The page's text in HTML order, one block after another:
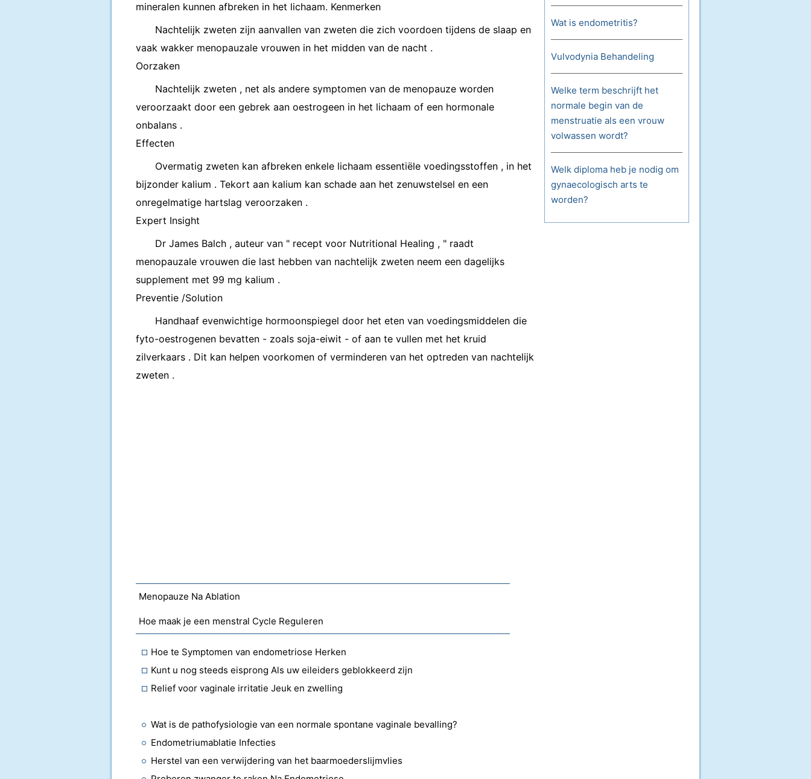
mineralen kunnen afbreken in het lichaam. Kenmerken
Nachtelijk zweten zijn aanvallen van zweten die zich voordoen tijdens de slaap en
vaak wakker menopauzale vrouwen in het midden van de nacht .
Oorzaken
Nachtelijk zweten , net als andere symptomen van de menopauze worden
veroorzaakt door een gebrek aan oestrogeen in het lichaam of een hormonale
onbalans .
Effecten
Overmatig zweten kan afbreken enkele lichaam essentiële voedingsstoffen , in het
bijzonder kalium . Tekort aan kalium kan schade aan het zenuwstelsel en een
onregelmatige hartslag veroorzaken .
Expert Insight
Dr James Balch , auteur van " recept voor Nutritional Healing , " raadt
menopauzale vrouwen die last hebben van nachtelijk zweten neem een ​​dagelijks
supplement met 99 mg kalium .
Preventie /Solution
Handhaaf evenwichtige hormoonspiegel door het eten van voedingsmiddelen die
fyto-oestrogenen bevatten - zoals soja-eiwit - of aan te vullen met het kruid
zilverkaars . Dit kan helpen voorkomen of verminderen van het optreden van nachtelijk
zweten .
Menopauze Na Ablation
Hoe maak je een menstral Cycle Reguleren
Hoe te Symptomen van endometriose Herken
Kunt u nog steeds eisprong Als uw eileiders geblokkeerd zijn
Relief voor vaginale irritatie Jeuk en zwelling
Wat is de pathofysiologie van een normale spontane vaginale bevalling?
Endometriumablatie Infecties
Herstel van een verwijdering van het baarmoederslijmvlies
Wat is endometritis?
Vulvodynia Behandeling
Welke term beschrijft het
normale begin van de
menstruatie als een vrouw
volwassen wordt?
Welk diploma heb je nodig om
gynaecologisch arts te
worden?